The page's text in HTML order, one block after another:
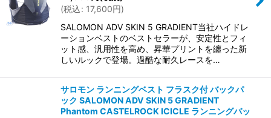
(税込: 17,600円)
SALOMON ADV SKIN 5 GRADIENT当社ハイドレ
ーションベストのベストセラーが、安定性とフィ
ット感、汎用性を高め、昇華プリントを纏った新
しいルックで登場。過酷な耐久レースを…
サロモン ランニングベスト フラスク付 バックパ
ック SALOMON ADV SKIN 5 GRADIENT
Phantom CASTELROCK ICICLE ランニングバッ